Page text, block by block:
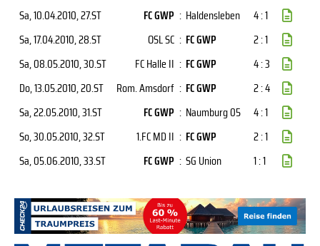
Sa, 10.04.2010, 27.ST FC GWP : Haldensleben
4 : 1
Sa, 17.04.2010, 28.ST OSL SC : FC GWP
2 : 1
Sa, 08.05.2010, 30.ST FC Halle II : FC GWP
4 : 3
Do, 13.05.2010, 20.ST Rom. Amsdorf : FC GWP
2 : 4
Sa, 22.05.2010, 31.ST FC GWP : Naumburg 05
4 : 1
So, 30.05.2010, 32.ST 1.FC MD II : FC GWP
2 : 1
Sa, 05.06.2010, 33.ST FC GWP : SG Union 1 : 1